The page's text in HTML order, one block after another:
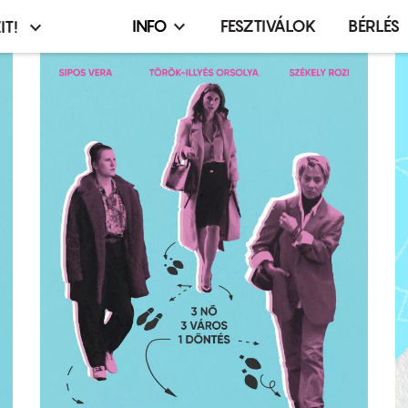
Infó,
esemény,
terembérlés
menü
INFO FESZTIVÁLOK BÉRLÉS